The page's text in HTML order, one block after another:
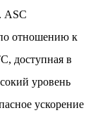
ASC
отношению к
доступная в
уровень
ускорение